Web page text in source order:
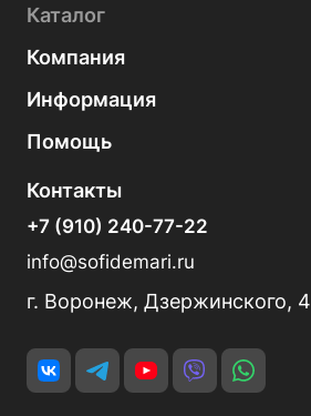
Каталог
Компания
Информация
Помощь
Контакты
+7 (910) 240-77-22
info@sofidemari.ru
г. Воронеж, Дзержинского, 4